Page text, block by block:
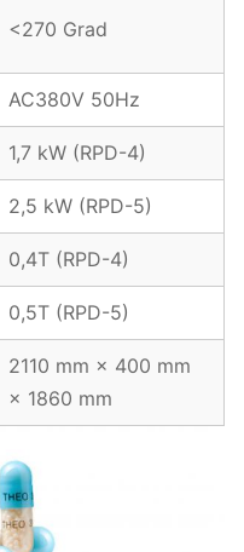
<270 Grad
AC380V 50Hz
1,7 kW (RPD-4)
2,5 kW (RPD-5)
0,4T (RPD-4)
0,5T (RPD-5)
2110 mm × 400 mm
× 1860 mm